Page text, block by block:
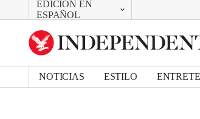
EDICIÓN EN
ESPAÑOL
CAMBIAR
UK Edition
US Edition
NOTICIAS ESTILO
Bookmark popover
Removed from bookmarks
Close popover